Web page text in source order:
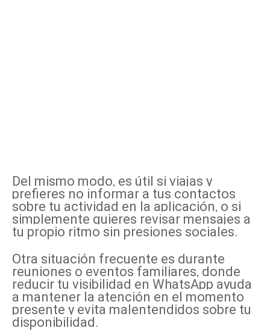
Del mismo modo, es útil si viajas y
prefieres no informar a tus contactos
sobre tu actividad en la aplicación, o si
simplemente quieres revisar mensajes a
tu propio ritmo sin presiones sociales.
Otra situación frecuente es durante
reuniones o eventos familiares, donde
reducir tu visibilidad en WhatsApp ayuda
a mantener la atención en el momento
presente y evita malentendidos sobre tu
disponibilidad.